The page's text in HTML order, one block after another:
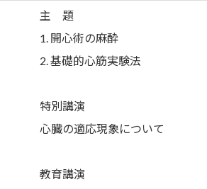
主 題
1. 開心術の麻酔
2. 基礎的心筋実験法
特別講演
心臓の適応現象について
教育講演